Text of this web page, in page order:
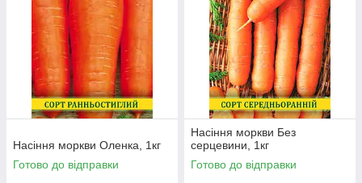
Насіння моркви Оленка, 1кг
Готово до відправки
Насіння моркви Без
серцевини, 1кг
Готово до відправки